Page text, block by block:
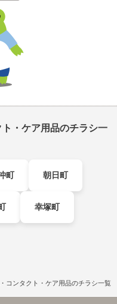
・ケア用品のチラシ一
町 朝日町
幸塚町
コンタクト・ケア用品のチラシ一覧